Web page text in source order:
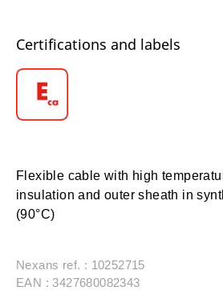
Certifications and labels
Flexible cable with high
insulation and outer sheath in
(90°C)
Nexans ref. : 10252715
EAN : 3427680082343